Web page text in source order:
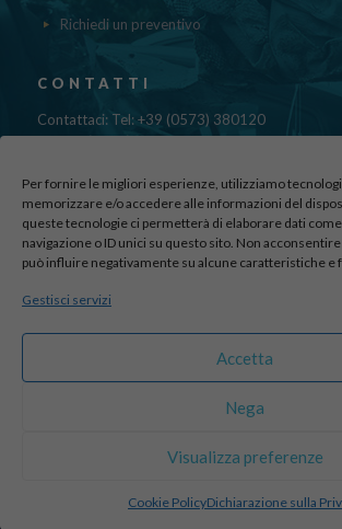
Per fornire le migliori esperienze, utilizziamo
memorizzare e/o accedere alle informazioni del
queste tecnologie ci permetterà di elaborare dati
navigazione o ID unici su questo sito. Non
può influire negativamente su alcune caratteristiche e
Gestisci servizi
Accetta
Nega
Visualizza preferenze
Cookie PolicyDichiarazione sulla
Richiedi un preventivo
CONTATTI
Contattaci: Tel: +39 (0573) 380120
Fax: 39 (0573) 985420
Via di Canapale, 10
51100 PISTOIA
Find us here:
sito realizzato da
Reserved | Credits